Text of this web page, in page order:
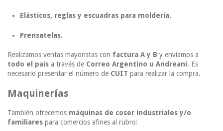
Elásticos, reglas y escuadras para moldería.
Prensatelas.
Realizamos ventas mayoristas con factura A y B y enviamos a
todo el país a través de Correo Argentino u Andreani. Es
necesario presentar el número de CUIT para realizar la compra.
Maquinerías
También ofrecemos máquinas de coser industriales y/o
familiares para comercios afines al rubro: